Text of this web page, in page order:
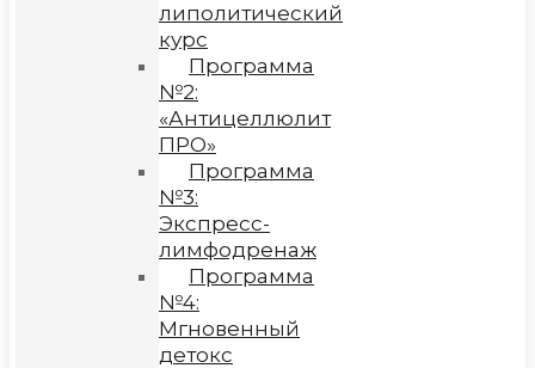
липолитический
курс
Программа
№2:
«Антицеллюлит
ПРО»
Программа
№3:
Экспресс-
лимфодренаж
Программа
№4:
Мгновенный
детокс